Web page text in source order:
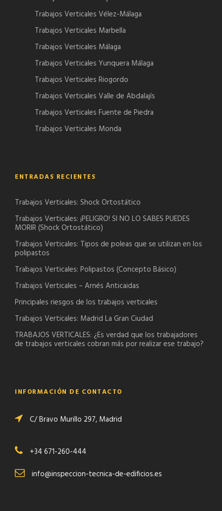
Trabajos Verticales Vélez-Málaga
Trabajos Verticales Marbella
Trabajos Verticales Málaga
Trabajos Verticales Yunquera Málaga
Trabajos Verticales Riogordo
Trabajos Verticales Valle de Abdalajís
Trabajos Verticales Fuente de Piedra
Trabajos Verticales Monda
ENTRADAS RECIENTES
Trabajos Verticales: Shock Ortostático
Trabajos Verticales: ¡PELIGRO! SI NO LO SABES PUEDES
MORIR (Shock Ortostático)
Trabajos Verticales: Tipos de poleas que se utilizan en los
polipastos
Trabajos Verticales: Polipastos (Concepto Básico)
Trabajos Verticales – Arnés Anticaidas
Principales riesgos de los trabajos verticales
Trabajos Verticales: Madrid La Gran Ciudad
TRABAJOS VERTICALES: ¿Es verdad que los trabajadores
de trabajos verticales cobran más por realizar ese trabajo?
INFORMACIÓN DE CONTACTO
C/ Bravo Murillo 297, Madrid
+34 671-260-444
info@inspeccion-tecnica-de-edificios.es